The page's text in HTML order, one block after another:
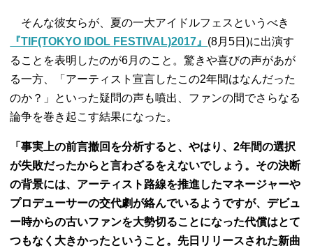
そんな彼女らが、夏の一大アイドルフェスというべき
『TIF(TOKYO IDOL FESTIVAL)2017』 (8月5日)に出演す
ることを表明したのが6月のこと。驚きや喜びの声があが
る一方、「アーティスト宣言したこの2年間はなんだった
のか？」といった疑問の声も噴出、ファンの間でさらなる
論争を巻き起こす結果になった。
「事実上の前言撤回を分析すると、やはり、2年間の選択
が失敗だったからと言わざるをえないでしょう。その決断
の背景には、アーティスト路線を推進したマネージャーや
プロデューサーの交代劇が絡んでいるようですが、デビュ
ー時からの古いファンを大勢切ることになった代償はとて
つもなく大きかったということ。先日リリースされた新曲